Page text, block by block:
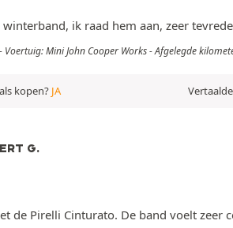
winterband, ik raad hem aan, zeer
Voertuig: Mini John Cooper Works - Afgelegde
kopen? JA
G.
de Pirelli Cinturato. De band voelt zeer